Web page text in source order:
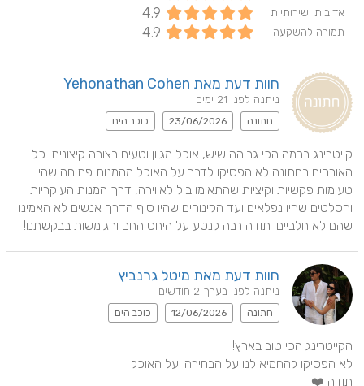
אדיבות ושירותיות 4.9
תמורה להשקעה 4.9
חוות דעת מאת Yehonathan Cohen
ניתנה לפני 21 ימים
חתונה 23/06/2026 כוכב הים
שהם לא חלביים. תודה רבה לנטע על היחס החם והגימשות בבקשתנו!
חוות דעת מאת מיטל גרנביץ
ניתנה לפני בערך 2 חודשים
חתונה 12/06/2026 כוכב הים
תודה ❤️